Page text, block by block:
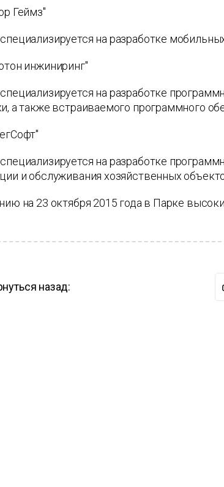
Геймз"
на разработке
инжиниринг"
на разработке
а также встраиваемого программного
на разработке
и обслуживания хозяйственных
на 23 октября 2015 года в Парке
назад: